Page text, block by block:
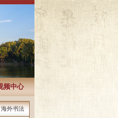
频中心
海外书法